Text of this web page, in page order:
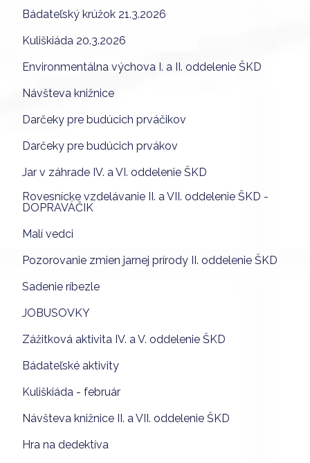
Bádateľský krúžok 21.3.2026
Kuliškiáda 20.3.2026
Environmentálna výchova I. a II. oddelenie ŠKD
Návšteva knižnice
Darčeky pre budúcich prváčikov
Darčeky pre budúcich prvákov
Jar v záhrade IV. a VI. oddelenie ŠKD
Rovesnícke vzdelávanie II. a VII. oddelenie ŠKD -
DOPRAVÁČIK
Malí vedci
Pozorovanie zmien jarnej prírody II. oddelenie ŠKD
Sadenie ríbezle
JOBUSOVKY
Zážitková aktivita IV. a V. oddelenie ŠKD
Bádateľské aktivity
Kuliškiáda - február
Návšteva knižnice II. a VII. oddelenie ŠKD
Hra na dedektíva